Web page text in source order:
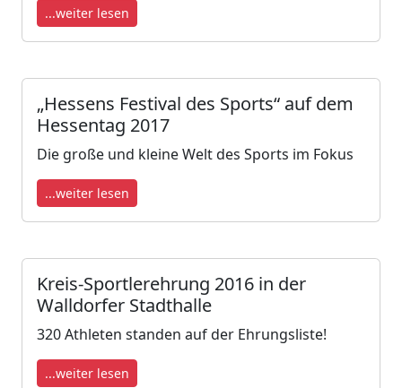
...weiter lesen
„Hessens Festival des Sports“ auf dem
Hessentag 2017
Die große und kleine Welt des Sports im Fokus
...weiter lesen
Kreis-Sportlerehrung 2016 in der
Walldorfer Stadthalle
320 Athle­ten stan­den auf der Eh­rungs­lis­te!
...weiter lesen